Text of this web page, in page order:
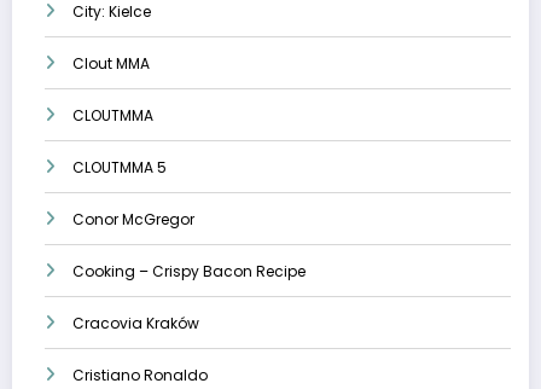
City: Kielce
Clout MMA
CLOUTMMA
CLOUTMMA 5
Conor McGregor
Cooking – Crispy Bacon Recipe
Cracovia Kraków
Cristiano Ronaldo